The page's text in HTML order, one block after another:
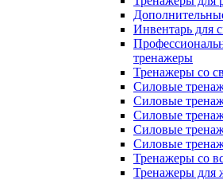
Инвентарь для
тренажеры
Тренажеры со
Силовые
Силовые
Силовые
Силовые
Силовые
Тренажеры со
Тренажеры для